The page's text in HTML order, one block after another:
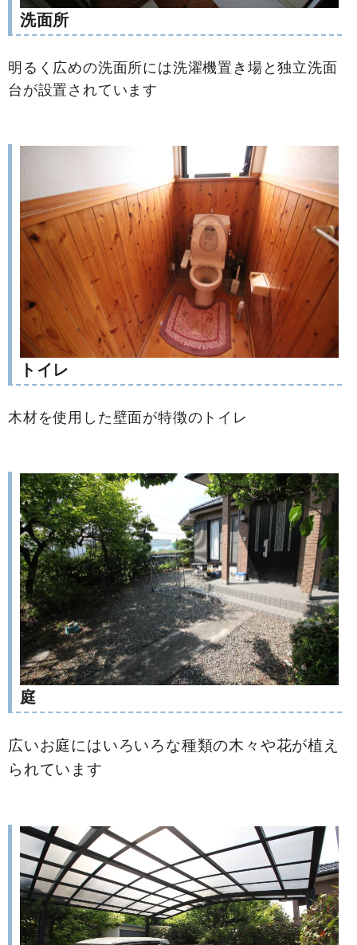
洗面所
明るく広めの洗面所には洗濯機置き場と独立洗面
台が設置されています
トイレ
木材を使用した壁面が特徴のトイレ
庭
広いお庭にはいろいろな種類の木々や花が植え
られています